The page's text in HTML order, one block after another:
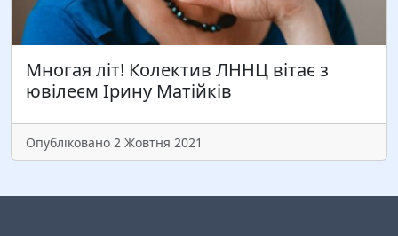
Многая літ! Колектив ЛННЦ вітає з
ювілеєм Ірину Матійків
Опубліковано 2 Жовтня 2021